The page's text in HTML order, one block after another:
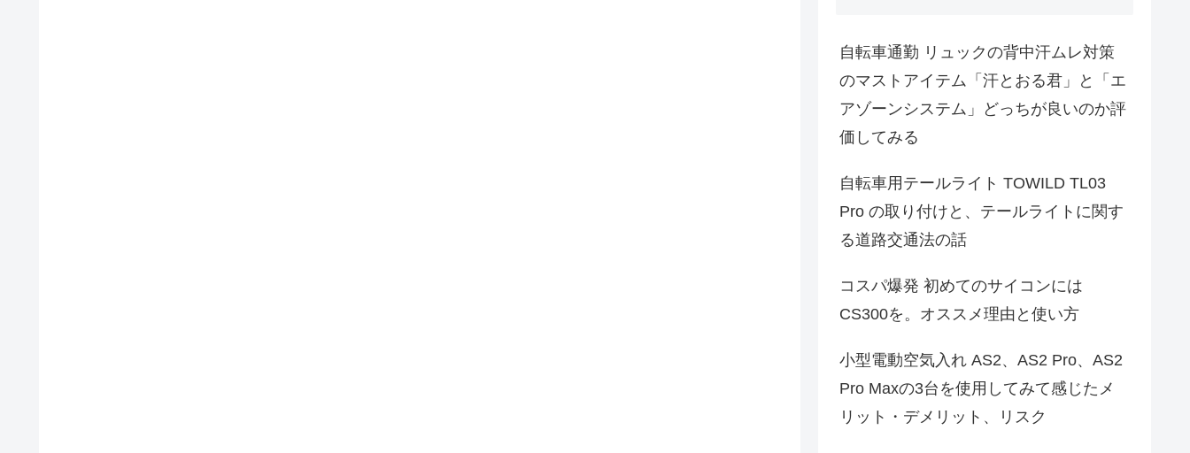
自転車通勤 リュックの背中汗ムレ対策
のマストアイテム「汗とおる君」と「エ
アゾーンシステム」どっちが良いのか評
価してみる
自転車用テールライト TOWILD TL03
Pro の取り付けと、テールライトに関す
る道路交通法の話
コスパ爆発 初めてのサイコンには
CS300を。オススメ理由と使い方
小型電動空気入れ AS2、AS2 Pro、AS2
Pro Maxの3台を使用してみて感じたメ
リット・デメリット、リスク